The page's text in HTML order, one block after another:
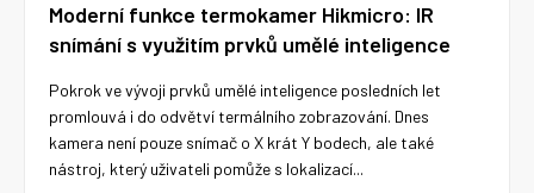
Moderní funkce termokamer Hikmicro: IR
snímání s využitím prvků umělé inteligence
Pokrok ve vývoji prvků umělé inteligence posledních let
promlouvá i do odvětví termálního zobrazování. Dnes
kamera není pouze snímač o X krát Y bodech, ale také
nástroj, který uživateli pomůže s lokalizací...